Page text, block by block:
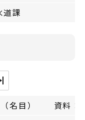
課
（名目） 資料：